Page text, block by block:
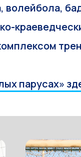
волейбола,
парусах»